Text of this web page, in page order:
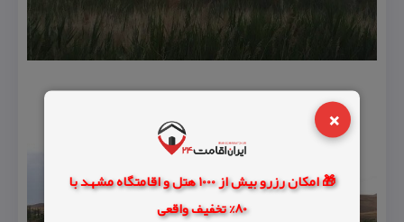
×
🎁 امکان رزرو بیش از 1000 هتل و اقامتگاه مشهد با
80% تخفیف واقعی